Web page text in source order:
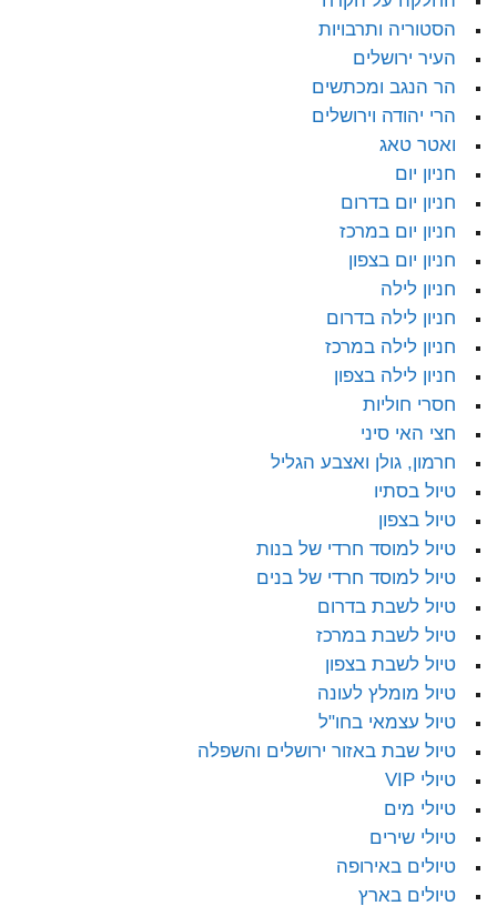
הסטוריה ותרבויות
העיר ירושלים
הר הנגב ומכתשים
הרי יהודה וירושלים
ואטר טאג
חניון יום
חניון יום בדרום
חניון יום במרכז
חניון יום בצפון
חניון לילה
חניון לילה בדרום
חניון לילה במרכז
חניון לילה בצפון
חסרי חוליות
חצי האי סיני
חרמון, גולן ואצבע הגליל
טיול בסתיו
טיול בצפון
טיול למוסד חרדי של בנות
טיול למוסד חרדי של בנים
טיול לשבת בדרום
טיול לשבת במרכז
טיול לשבת בצפון
טיול מומלץ לעונה
טיול עצמאי בחו"ל
טיול שבת באזור ירושלים והשפלה
טיולי VIP
טיולי מים
טיולי שירים
טיולים באירופה
טיולים בארץ